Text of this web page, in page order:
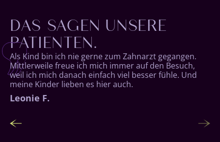
DAS SAGEN UNSERE
PATIENTEN.
Noah S.
Als Kind bin ich nie gerne zum Zahnarzt gegangen.
Mittlerweile freue ich mich immer auf den Besuch,
weil ich mich danach einfach viel besser fühle. Und
meine Kinder lieben es hier auch.
Leonie F.